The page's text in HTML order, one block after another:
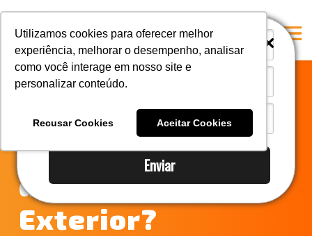
Enviar
Utilizamos cookies para oferecer melhor
experiência, melhorar o desempenho, analisar
como você interage em nosso site e
personalizar conteúdo.
Recusar Cookies Aceitar Cookies
i
i
A Mastersul
#35 (no title)
Blog
Você já sabe quais
são os destaques
do Comércio
Exterior?